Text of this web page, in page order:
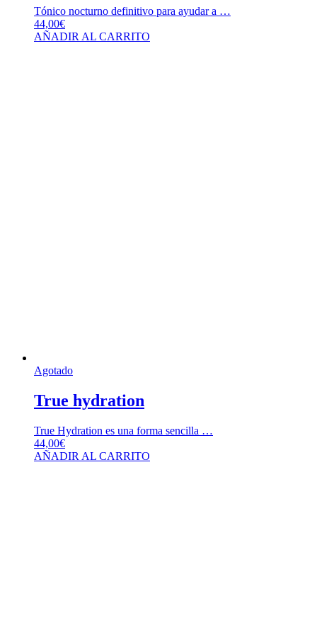
Tónico nocturno definitivo para ayudar a …
44,00€
AÑADIR AL CARRITO
Agotado
True hydration
True Hydration es una forma sencilla …
44,00€
AÑADIR AL CARRITO